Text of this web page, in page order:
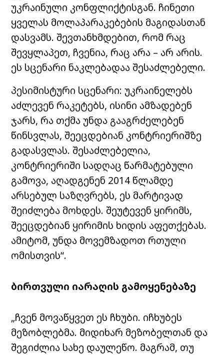
უკრაინული კონფლიქტისგან. ჩინეთი
ყველას მოლაპარაკებების მაგიდასთან
დასვამს. შევთანხმდებით, რომ რაც
შევყლაპეთ, ჩვენია, რაც არა – არ არის.
ეს სცენარი ნაკლებადაა შესაძლებელი.
პესიმისტური სცენარი: უკრაინელებს
აძლევენ რაკეტებს, ისინი ამზადებენ
ჯარს, რა თქმა უნდა გააგრძელებენ
წინსვლას, შეეცდებიან კონტრიერიშზე
გადასვლას. შესაძლებელია,
კონტრიერიში სადღაც წარმატებული
გამოვა, აღადგენენ 2014 წლამდე
არსებულ საზღვრებს, ეს მარტივად
შეიძლება მოხდეს. შეუტევენ ყირიმს,
შეეცდებიან ყირიმის ხიდის აფეთქებას.
ამიტომ, უნდა მოვემზადოთ რთული
ომისთვის“.
ბირთვული იარაღის გამოყენებაზე
„ჩვენ მოვაწყვეთ ეს ჩხუბი. იჩხუბეს
მეზობლებმა. მიდიხარ მეზობელთან და
შეგიძლია სახე დაულეწო. მაგრამ, თუ